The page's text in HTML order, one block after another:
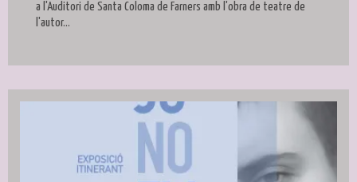
a l'Auditori de Santa Coloma de Farners amb l'obra de teatre de
l'autor...